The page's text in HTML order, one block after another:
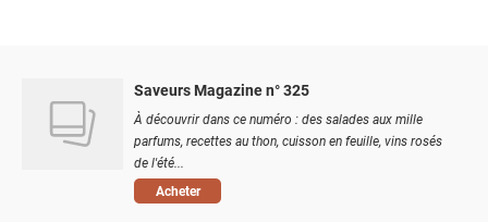
Saveurs Magazine n° 325
À découvrir dans ce numéro : des salades aux mille
parfums, recettes au thon, cuisson en feuille, vins rosés
de l'été...
Acheter